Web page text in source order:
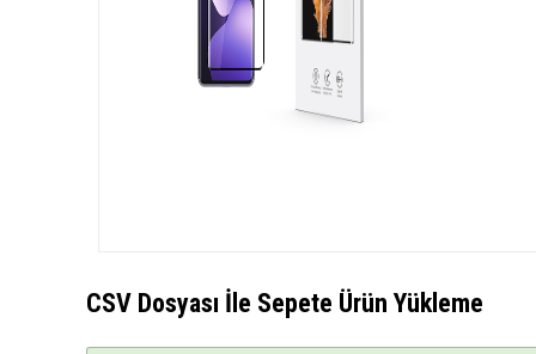
CSV Dosyası İle Sepete Ürün Yükleme